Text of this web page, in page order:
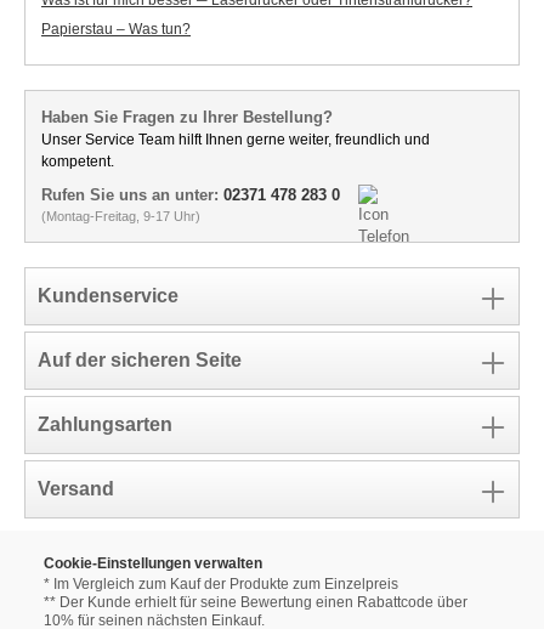
Papierstau – Was tun?
Haben Sie Fragen zu Ihrer Bestellung?
Unser Service Team hilft Ihnen gerne weiter, freundlich und
kompetent.
Rufen Sie uns an unter: 02371 478 283 0
(Montag-Freitag, 9-17 Uhr)
Kundenservice
Auf der sicheren Seite
Zahlungsarten
Versand
Cookie-Einstellungen verwalten
* Im Vergleich zum Kauf der Produkte zum Einzelpreis
** Der Kunde erhielt für seine Bewertung einen Rabattcode über
10% für seinen nächsten Einkauf.